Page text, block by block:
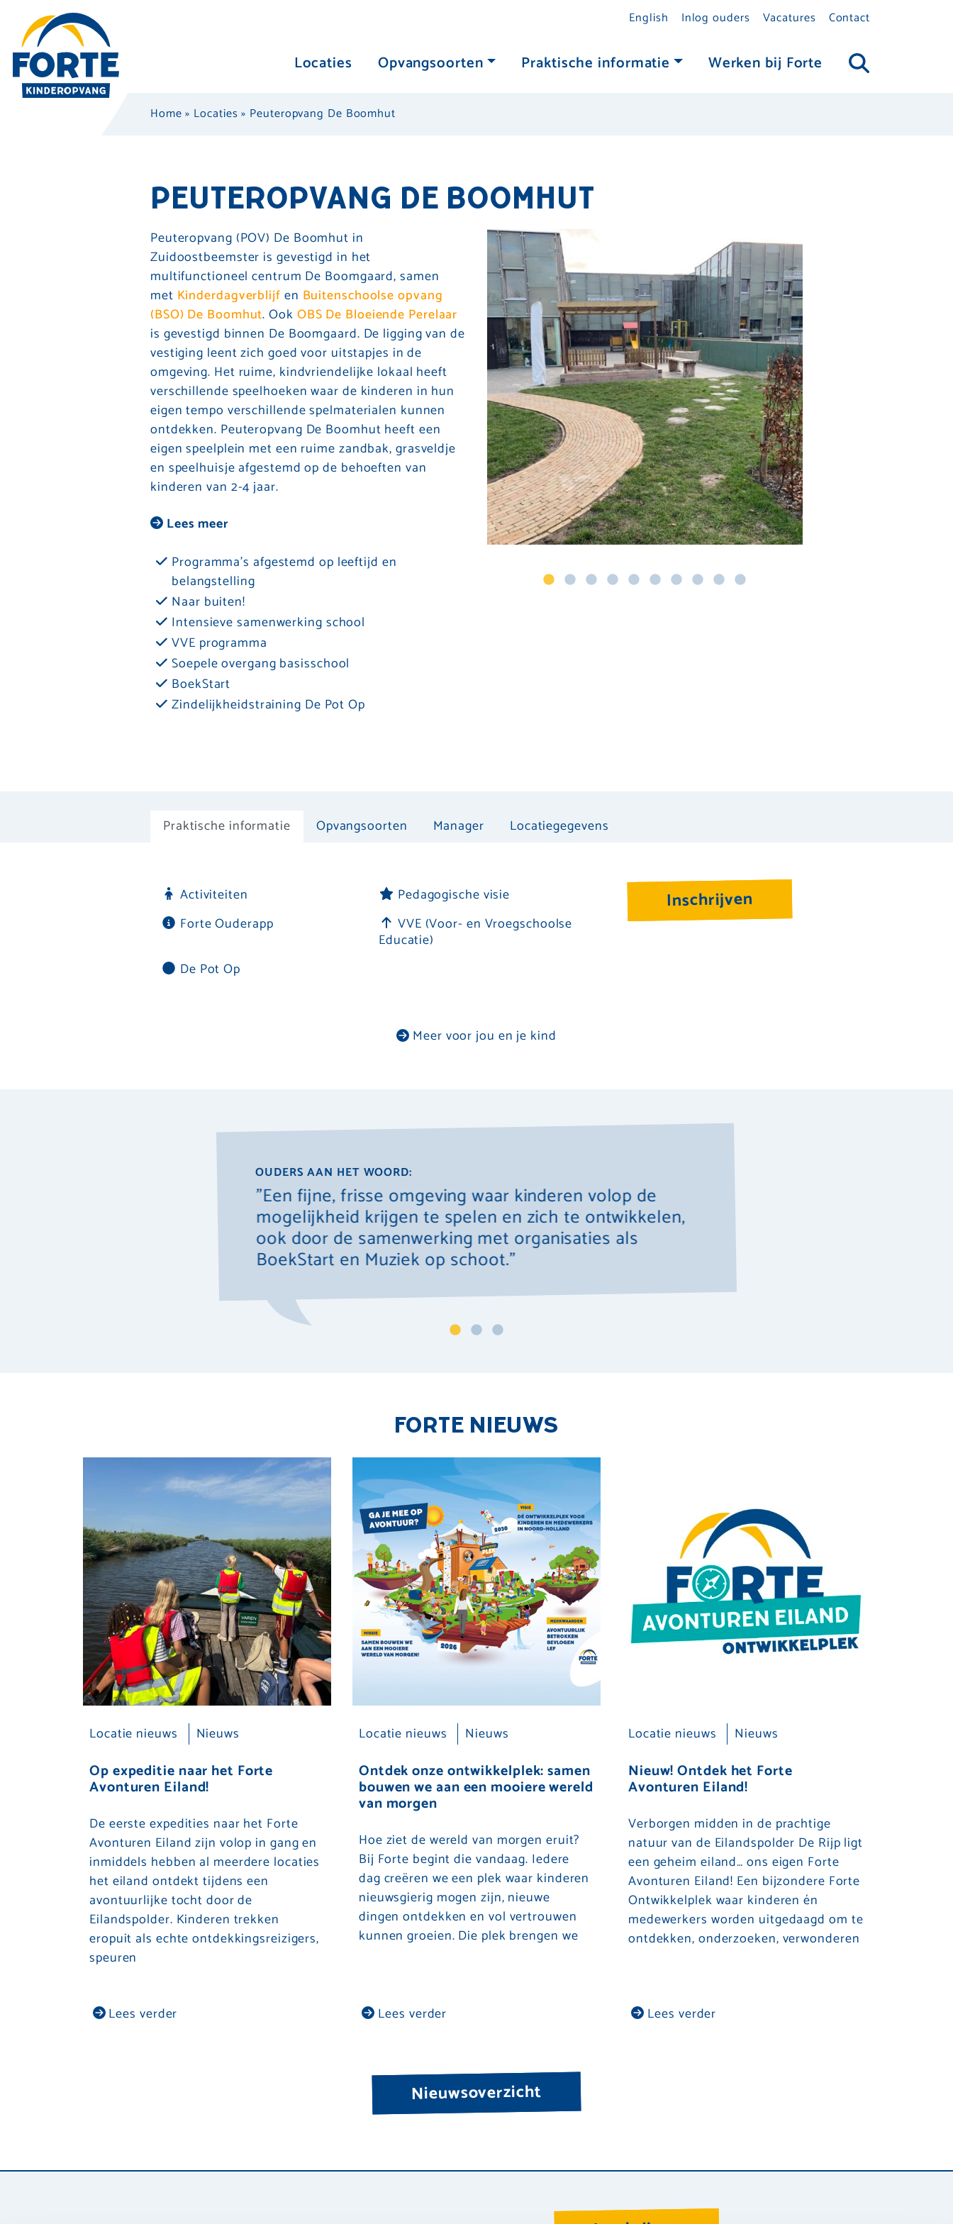
English Inlog ouders Vacatures Contact
Locaties Opvangsoorten Praktische informatie Werken bij Forte
Home» Locaties» Peuteropvang De Boomhut
PEUTEROPVANG DE BOOMHUT
Peuteropvang (POV) De Boomhut in
Zuidoostbeemster is gevestigd in het
multifunctioneel centrum De Boomgaard, samen
met Kinderdagverblijf en Buitenschoolse opvang
(BSO) De Boomhut. Ook OBS De Bloeiende Perelaar
is gevestigd binnen De Boomgaard. De ligging van de
vestiging leent zich goed voor uitstapjes in de
omgeving. Het ruime, kindvriendelijke lokaal heeft
verschillende speelhoeken waar de kinderen in hun
eigen tempo verschillende spelmaterialen kunnen
ontdekken. Peuteropvang De Boomhut heeft een
eigen speelplein met een ruime zandbak, grasveldje
en speelhuisje afgestemd op de behoeften van
kinderen van 2-4 jaar.
Lees meer
Programma's afgestemd op leeftijd en
belangstelling
Naar buiten!
Intensieve samenwerking school
VVE programma
Soepele overgang basisschool
BoekStart
Zindelijkheidstraining De Pot Op
Praktische informatie Opvangsoorten Manager Locatiegegevens
Activiteiten
Pedagogische visie
Forte Ouderapp
VVE (Voor- en Vroegschoolse
Educatie)
De Pot Op
Inschrijven
Meer voor jou en je kind
OUDERS AAN HET WOORD:
"Een fijne, frisse omgeving waar kinderen volop de
mogelijkheid krijgen te spelen en zich te ontwikkelen,
ook door de samenwerking met organisaties als
BoekStart en Muziek op schoot."
FORTE NIEUWS
Locatie nieuws Nieuws
Op expeditie naar het Forte
Avonturen Eiland!
De eerste expedities naar het Forte
Avonturen Eiland zijn volop in gang en
inmiddels hebben al meerdere locaties
het eiland ontdekt tijdens een
avontuurlijke tocht door de
Eilandspolder. Kinderen trekken
eropuit als echte ontdekkingsreizigers,
speuren
Lees verder
Locatie nieuws Nieuws
Ontdek onze ontwikkelplek: samen
bouwen we aan een mooiere wereld
van morgen
Hoe ziet de wereld van morgen eruit?
Bij Forte begint die vandaag. Iedere
dag creëren we een plek waar kinderen
nieuwsgierig mogen zijn, nieuwe
dingen ontdekken en vol vertrouwen
kunnen groeien. Die plek brengen we
Lees verder
Locatie nieuws Nieuws
Nieuw! Ontdek het Forte
Avonturen Eiland!
Verborgen midden in de prachtige
natuur van de Eilandspolder De Rijp ligt
een geheim eiland… ons eigen Forte
Avonturen Eiland! Een bijzondere Forte
Ontwikkelplek waar kinderen én
medewerkers worden uitgedaagd om te
ontdekken, onderzoeken, verwonderen
Lees verder
Nieuwsoverzicht